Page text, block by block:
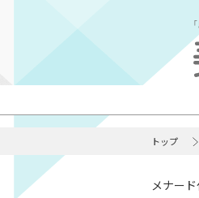
トップ
メナー